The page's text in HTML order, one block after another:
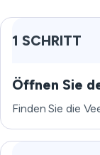
1 SCHRITT
Öffnen Sie
Finden Sie die